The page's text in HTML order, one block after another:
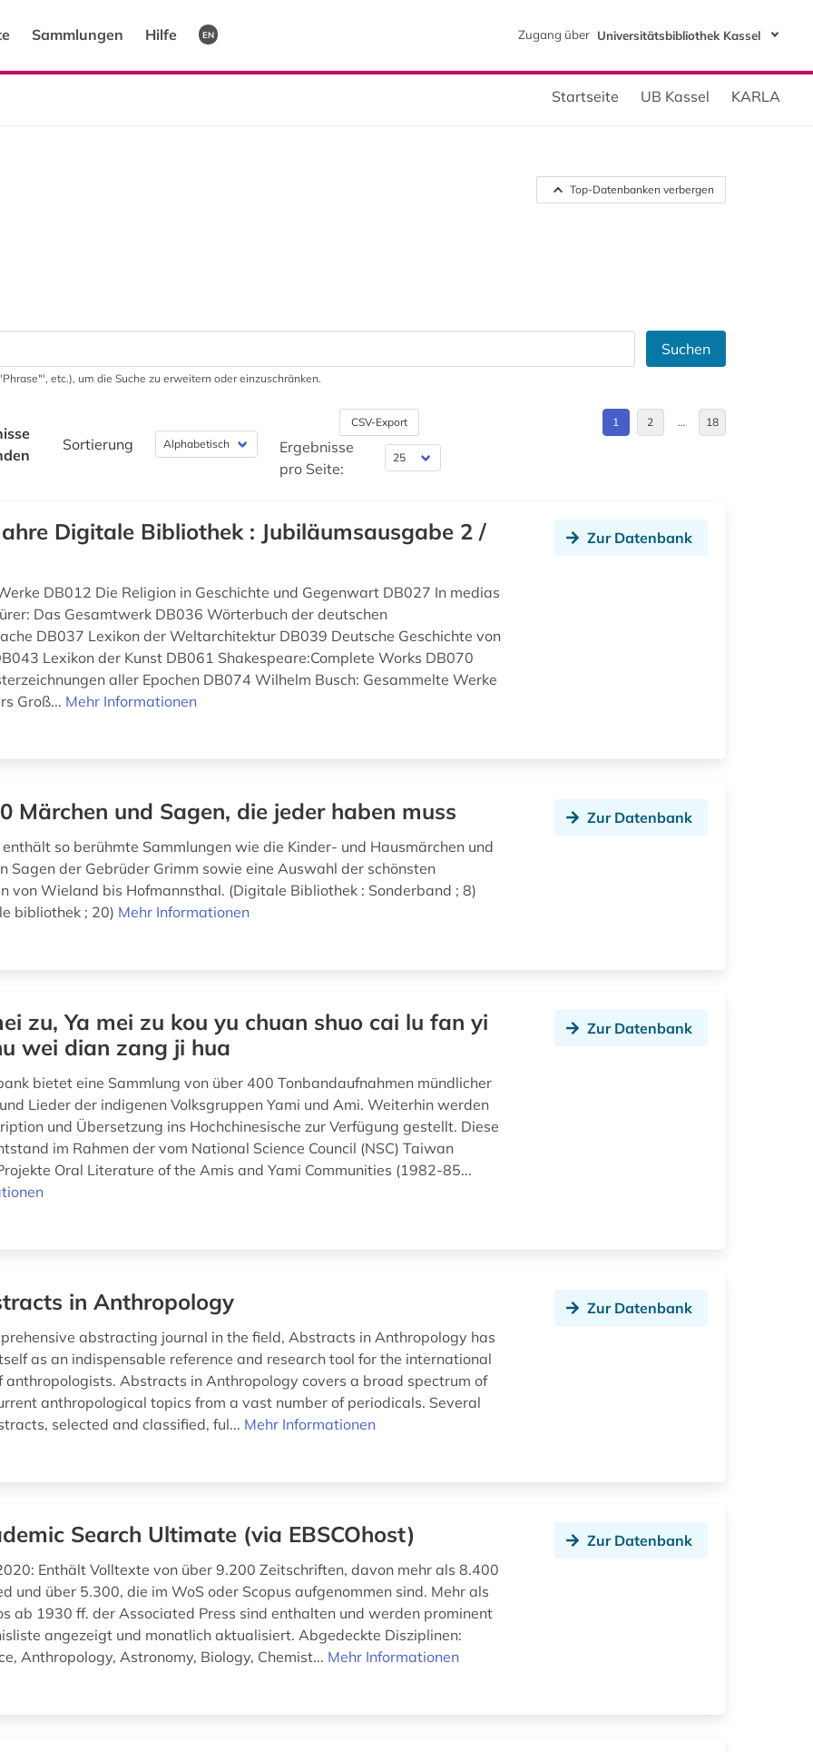
Sammlungen Hilfe EN Zugang über Universitätsbibliothek Kassel
Startseite UB Kassel KARLA
Top-Datenbanken verbergen
Suchen
etc.), um die Suche zu erweitern oder einzuschränken.
Sortierung
CSV-Export
Ergebnisse
pro Seite:
1 2 … 18
Digitale Bibliothek : Jubiläumsausgabe 2 /
DB012 Die Religion in Geschichte und Gegenwart DB027 In medias
Das Gesamtwerk DB036 Wörterbuch der deutschen
DB037 Lexikon der Weltarchitektur DB039 Deutsche Geschichte von
Lexikon der Kunst DB061 Shakespeare:Complete Works DB070
aller Epochen DB074 Wilhelm Busch: Gesammelte Werke
Groß... Mehr Informationen
Zur Datenbank
Märchen und Sagen, die jeder haben muss
enthält so berühmte Sammlungen wie die Kinder- und Hausmärchen und
Sagen der Gebrüder Grimm sowie eine Auswahl der schönsten
von Wieland bis Hofmannsthal. (Digitale Bibliothek : Sonderband ; 8)
bibliothek ; 20) Mehr Informationen
Zur Datenbank
zu, Ya mei zu kou yu chuan shuo cai lu fan yi
wei dian zang ji hua
bietet eine Sammlung von über 400 Tonbandaufnahmen mündlicher
Lieder der indigenen Volksgruppen Yami und Ami. Weiterhin werden
und Übersetzung ins Hochchinesische zur Verfügung gestellt. Diese
im Rahmen der vom National Science Council (NSC) Taiwan
Oral Literature of the Amis and Yami Communities (1982-85...
Zur Datenbank
in Anthropology
abstracting journal in the field, Abstracts in Anthropology has
as an indispensable reference and research tool for the international
anthropologists. Abstracts in Anthropology covers a broad spectrum of
anthropological topics from a vast number of periodicals. Several
selected and classified, ful... Mehr Informationen
Zur Datenbank
Search Ultimate (via EBSCOhost)
Enthält Volltexte von über 9.200 Zeitschriften, davon mehr als 8.400
und über 5.300, die im WoS oder Scopus aufgenommen sind. Mehr als
ab 1930 ff. der Associated Press sind enthalten und werden prominent
angezeigt und monatlich aktualisiert. Abgedeckte Disziplinen:
Anthropology, Astronomy, Biology, Chemist... Mehr Informationen
Zur Datenbank